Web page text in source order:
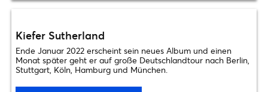
Kiefer Sutherland
Ende Januar 2022 erscheint sein neues Album und einen
Monat später geht er auf große Deutschlandtour nach Berlin,
Stuttgart, Köln, Hamburg und München.